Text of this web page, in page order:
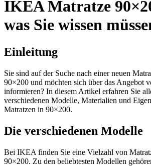
IKEA Matratze
was Sie wissen
Einleitung
Sie sind auf der Suche nach einer neuen
90×200 und möchten sich über das Angebot
informieren? In diesem Artikel erfahren Sie
verschiedenen Modelle, Materialien und
Matratzen in 90×200.
Die verschiedenen Modelle
Bei IKEA finden Sie eine Vielzahl von
90×200. Zu den beliebtesten Modellen